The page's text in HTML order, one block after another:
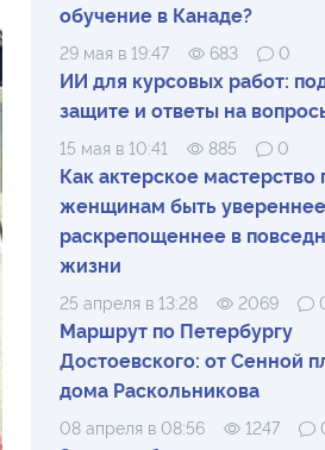
обучение в Канаде?
29 мая в 19:47 683 0
ИИ для курсовых работ:
защите и ответы на
15 мая в 10:41 885 0
Как актерское мастерство
женщинам быть
раскрепощеннее в
жизни
25 апреля в 13:28 2069
Маршрут по Петербургу
Достоевского: от Сенной
дома Раскольникова
08 апреля в 08:56 1247